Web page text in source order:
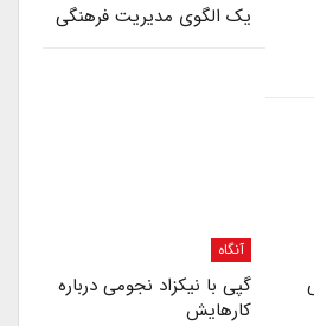
یک الگوی مدیریت فرهنگی
آنگاه
گپی با نیکزاد نجومی درباره‌
کارهایش